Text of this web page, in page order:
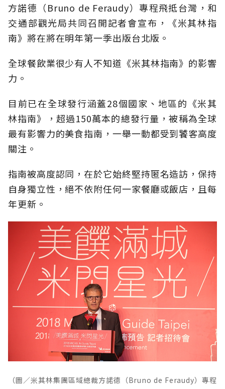
方諾德（Bruno de Feraudy）專程飛抵台灣，和
交通部觀光局共同召開記者會宣布，《米其林指
南》將在將在明年第一季出版台北版。
全球餐飲業很少有人不知道《米其林指南》的影響
力。
目前已在全球發行涵蓋28個國家、地區的《米其
林指南》，超過150萬本的總發行量，被稱為全球
最有影響力的美食指南，一舉一動都受到饕客高度
關注。
指南被高度認同，在於它始終堅持匿名造訪，保持
自身獨立性，絕不依附任何一家餐廳或飯店，且每
年更新。
（圖／米其林集團區域總裁方諾德（Bruno de Feraudy）專程